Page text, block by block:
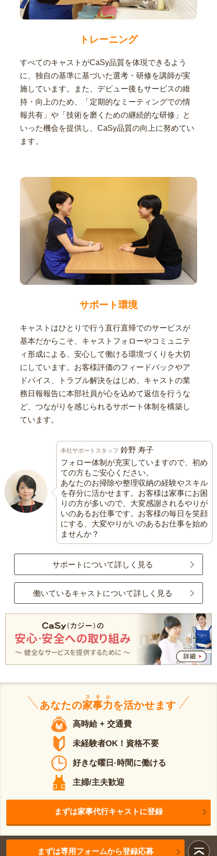
トレーニング
すべてのキャストがCaSy品質を体現できるよう
に、独自の基準に基づいた選考・研修を講師が実
施しています。また、デビュー後もサービスの維
持・向上のため、「定期的なミーティングでの情
報共有」や「技術を磨くための継続的な研修」と
いった機会を提供し、CaSy品質の向上に努めてい
ます。
サポート環境
キャストはひとりで行う直行直帰でのサービスが
基本だからこそ、キャストフォローやコミュニテ
ィ形成による、安心して働ける環境づくりを大切
にしています。お客様評価のフィードバックやア
ドバイス、トラブル解決をはじめ、キャストの業
務日報報告に本部社員が心を込めて返信を行うな
ど、つながりを感じられるサポート体制を構築し
ています。
本社サポートスタッフ 鈴野 寿子
フォロー体制が充実していますので、初め
ての方もご安心ください。
あなたのお掃除や整理収納の経験やスキル
を存分に活かせます。お客様は家事にお困
りの方が多いので、大変感謝されるやりが
いのあるお仕事です。お客様の毎日を笑顔
にする、大変やりがいのあるお仕事を始め
ませんか？
サポートについて詳しく見る
働いているキャストについて詳しく見る
あなたの家事力
スキル
を活かせます
高時給 + 交通費
未経験者OK！資格不要
好きな曜日·時間に働ける
主婦/主夫歓迎
まずは家事代行キャストに登録
まずは専用フォームから登録応募